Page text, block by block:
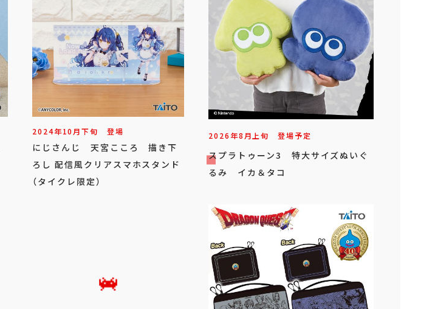
2024年10月下旬 登場
にじさんじ 天宮こころ 描き下
ろし 配信風クリアスマホスタンド
（タイクレ限定）
2026年8月上旬 登場予定
スプラトゥーン3 特大サイズぬいぐ
るみ イカ＆タコ